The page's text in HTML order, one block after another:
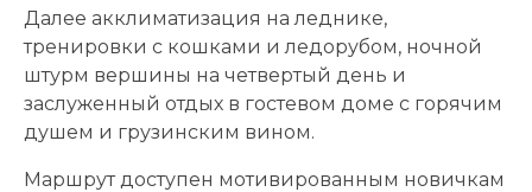
Далее акклиматизация на леднике,
тренировки с кошками и ледорубом, ночной
штурм вершины на четвертый день и
заслуженный отдых в гостевом доме с горячим
душем и грузинским вином.
Маршрут доступен мотивированным новичкам